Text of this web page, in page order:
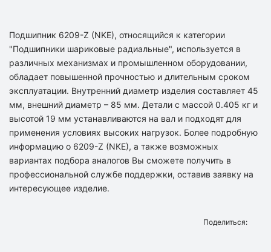
Подшипник 6209-Z (NKE), относящийся к категории
"Подшипники шариковые радиальные", используется в
различных механизмах и промышленном оборудовании,
обладает повышенной прочностью и длительным сроком
эксплуатации. Внутренний диаметр изделия составляет 45
мм, внешний диаметр – 85 мм. Детали с массой 0.405 кг и
высотой 19 мм устанавливаются на вал и подходят для
применения условиях высоких нагрузок. Более подробную
информацию о 6209-Z (NKE), а также возможных
вариантах подбора аналогов Вы сможете получить в
профессиональной службе поддержки, оставив заявку на
интересующее изделие.
Поделиться: